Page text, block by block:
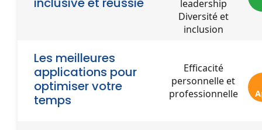
leadership
Diversité et
inclusion
Les meilleures
applications pour
optimiser votre
temps
Efficacité
personnelle et
professionnelle